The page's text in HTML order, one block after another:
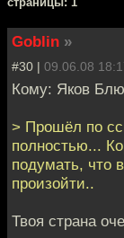
Goblin »
#30 | 09.06.08
Кому: Яков
> Прошёл по
полностью...
подумать, что
произойти..
Твоя страна